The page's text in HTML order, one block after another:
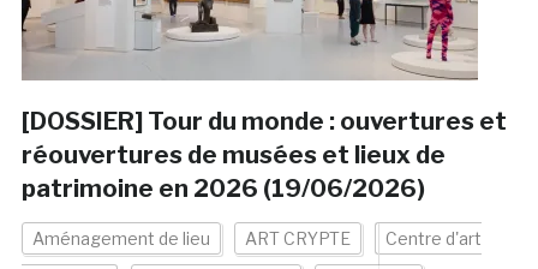
[DOSSIER] Tour du monde : ouvertures et
réouvertures de musées et lieux de
patrimoine en 2026 (19/06/2026)
Aménagement de lieu ART CRYPTE Centre d'art